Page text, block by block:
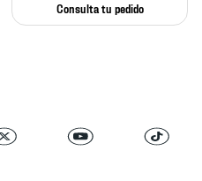
Consulta tu pedido